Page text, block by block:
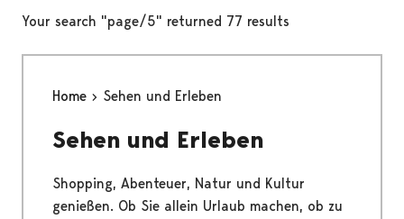
Your search "page/5" returned 77 results
Home Sehen und Erleben
Sehen und Erleben
Shopping, Abenteuer, Natur und Kultur
genießen. Ob Sie allein Urlaub machen, ob zu